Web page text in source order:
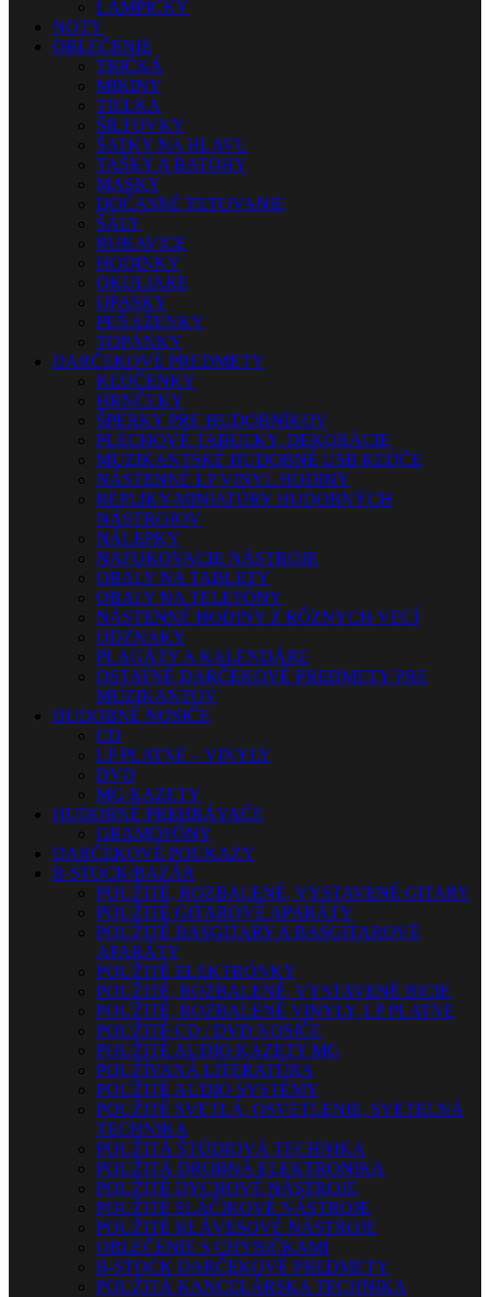
LAMPIČKY
NOTY
OBLEČENIE
TRIČKÁ
MIKINY
TIELKA
ŠILTOVKY
ŠATKY NA HLAVU
TAŠKY A BATOHY
MASKY
DOČASNÉ TETOVANIE
ŠÁLY
RUKAVICE
HODINKY
OKULIARE
OPASKY
PEŇAŽENKY
TOPÁNKY
DARČEKOVÉ PREDMETY
KĽÚČENKY
HRNČEKY
ŠPERKY PRE HUDOBNÍKOV
PLECHOVÉ TABUĽKY, DEKORÁCIE
MUZIKANTSKÉ HUDOBNÉ USB KĽÚČE
NÁSTENNÉ LP VINYL HODINY
REPLIKY-MINIATÚRY HUDOBNÝCH
NÁSTROJOV
NÁLEPKY
NAFUKOVACIE NÁSTROJE
OBALY NA TABLETY
OBALY NA TELEFÓNY
NÁSTENNÉ HODINY Z RÔZNYCH VECÍ
ODZNAKY
PLAGÁTY A KALENDÁRE
OSTATNÉ DARČEKOVÉ PREDMETY PRE
MUZIKANTOV
HUDOBNÉ NOSIČE
CD
LP PLATNE – VINYLY
DVD
MG KAZETY
HUDOBNÉ PREHRÁVAČE
GRAMOFÓNY
DARČEKOVÉ POUKAZY
B-STOCK/BAZÁR
POUŽITÉ, ROZBALENÉ, VYSTAVENÉ GITARY
POUŽITÉ GITAROVÉ APARÁTY
POUŽITÉ BASGITARY A BASGITAROVÉ
APARÁTY
POUŽITÉ ELEKTRÓNKY
POUŽITÉ, ROZBALENÉ, VYSTAVENÉ BICIE
POUŽITÉ, ROZBALENÉ VINYLY, LP PLATNE
POUŽITÉ CD / DVD NOSIČE
POUŽITÉ AUDIO KAZETY MG
POUŽÍVANÁ LITERATÚRA
POUŽITÉ AUDIO SYSTÉMY
POUŽITÉ SVETLÁ, OSVETLENIE, SVETELNÁ
TECHNIKA
POUŽITÁ ŠTÚDIOVÁ TECHNIKA
POUŽITÁ DROBNÁ ELEKTRONIKA
POUŽITÉ DYCHOVÉ NÁSTROJE
POUŽITÉ SLÁČIKOVÉ NÁSTROJE
POUŽITÉ KLÁVESOVÉ NÁSTROJE
OBLEČENIE S CHYBIČKAMI
B-STOCK DARČEKOVÉ PREDMETY
POUŽITÁ KANCELÁRSKA TECHNIKA